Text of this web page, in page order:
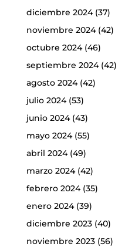
diciembre 2024(37)
noviembre 2024(42)
octubre 2024(46)
septiembre 2024(42)
agosto 2024(42)
julio 2024(53)
junio 2024(43)
mayo 2024(55)
abril 2024(49)
marzo 2024(42)
febrero 2024(35)
enero 2024(39)
diciembre 2023(40)
noviembre 2023(56)